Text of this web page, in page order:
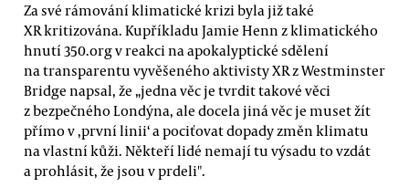
Za své rámování klimatické krizi byla již také
XR kritizována. Kupříkladu Jamie Henn z klimatického
hnutí 350.org v reakci na apokalyptické sdělení
na transparentu vyvěšeného aktivisty XR z Westminster
Bridge napsal, že „jedna věc je tvrdit takové věci
z bezpečného Londýna, ale docela jiná věc je muset žít
přímo v ‚první linii‘ a pociťovat dopady změn klimatu
na vlastní kůži. Někteří lidé nemají tu výsadu to vzdát
a prohlásit, že jsou v prdeli".